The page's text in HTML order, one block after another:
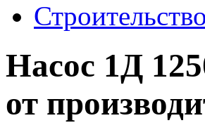
Насос 1Д
от